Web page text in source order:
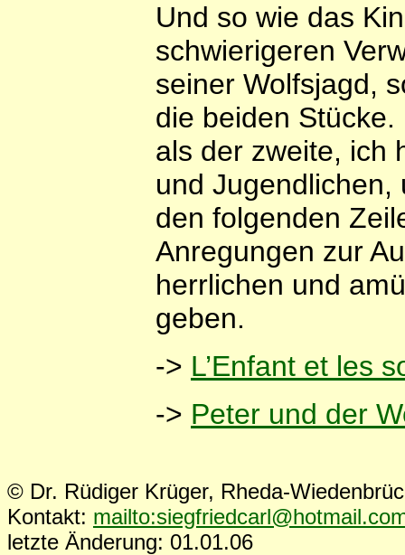
Und so wie das
schwierigeren
seiner Wolfsjagd,
die beiden
als der zweite, ich
und
den folgenden
Anregungen zur
herrlichen und
geben.
-> L’Enfant et les
-> Peter und der
© Dr. Rüdiger Krüger, Rheda-
Kontakt:
letzte Änderung: 01.01.06